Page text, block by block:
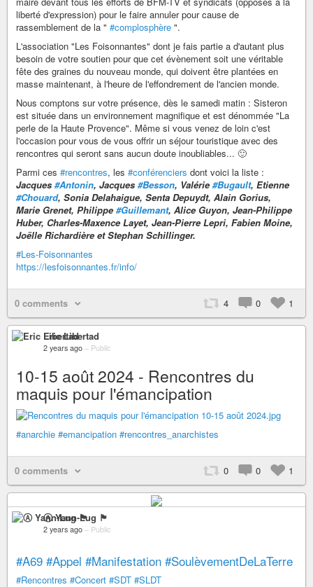
liberté d'expression) pour le faire annuler pour cause de
rassemblement de la " #complosphère ".
L'association "Les Foisonnantes" dont je fais partie a d'autant plus
besoin de votre soutien pour que cet évènement soit une véritable
fête des graines du nouveau monde, qui doivent être plantées en
masse maintenant, à l'heure de l'effondrement de l'ancien monde.
Nous comptons sur votre présence, dès le samedi matin : Sisteron
est située dans un environnement magnifique et est dénommée "La
perle de la Haute Provence". Même si vous venez de loin c'est
l'occasion pour vous de vous offrir un séjour touristique avec des
rencontres qui seront sans aucun doute inoubliables... 🙂
Parmi ces #rencontres, les #conférenciers dont voici la liste :
Jacques #Antonin, Jacques #Besson, Valérie #Bugault, Etienne
#Chouard, Sonia Delahaigue, Senta Depuydt, Alain Gorius,
Marie Grenet, Philippe #Guillemant, Alice Guyon, Jean-Philippe
Huber, Charles-Maxence Layet, Jean-Pierre Lepri, Fabien Moine,
Joëlle Richardière et Stephan Schillinger.
#Les-Foisonnantes
https://lesfoisonnantes.fr/info/
0 comments 4 0 1
Eric Libertad
2 years ago – Public
10-15 août 2024 - Rencontres du
maquis pour l'émancipation
#anarchie #emancipation #rencontres_anarchistes
0 comments 0 0 1
Ⓐ Yann-Lug 🏴
2 years ago – Public
#A69 #Appel #Manifestation #SoulèvementDeLaTerre
#Rencontres #Concert #SDT #SLDT